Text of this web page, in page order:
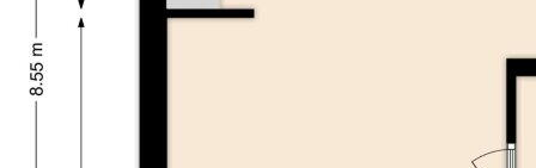
seperate berging voorzien van elektra.
Bijzonderheden:
- Energielabel B (geldig tot 04-07-2035)
- CV-combiketel Atag (2010)